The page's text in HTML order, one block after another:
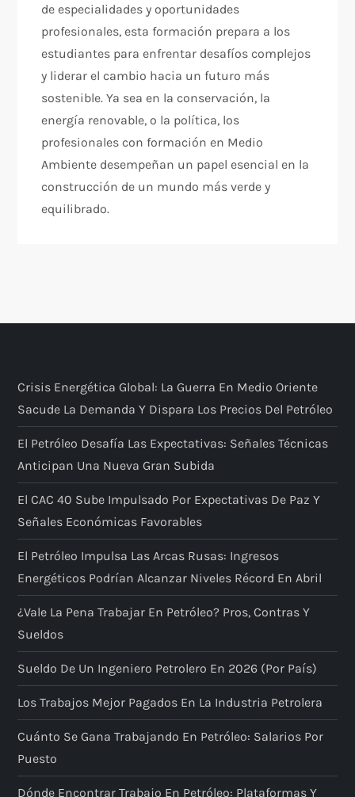
de especialidades y oportunidades
profesionales, esta formación prepara a los
estudiantes para enfrentar desafíos complejos
y liderar el cambio hacia un futuro más
sostenible. Ya sea en la conservación, la
energía renovable, o la política, los
profesionales con formación en Medio
Ambiente desempeñan un papel esencial en la
construcción de un mundo más verde y
equilibrado.
Crisis Energética Global: La Guerra En Medio Oriente
Sacude La Demanda Y Dispara Los Precios Del Petróleo
El Petróleo Desafía Las Expectativas: Señales Técnicas
Anticipan Una Nueva Gran Subida
El CAC 40 Sube Impulsado Por Expectativas De Paz Y
Señales Económicas Favorables
El Petróleo Impulsa Las Arcas Rusas: Ingresos
Energéticos Podrían Alcanzar Niveles Récord En Abril
¿Vale La Pena Trabajar En Petróleo? Pros, Contras Y
Sueldos
Sueldo De Un Ingeniero Petrolero En 2026 (por País)
Los Trabajos Mejor Pagados En La Industria Petrolera
Cuánto Se Gana Trabajando En Petróleo: Salarios Por
Puesto
Dónde Encontrar Trabajo En Petróleo: Plataformas Y